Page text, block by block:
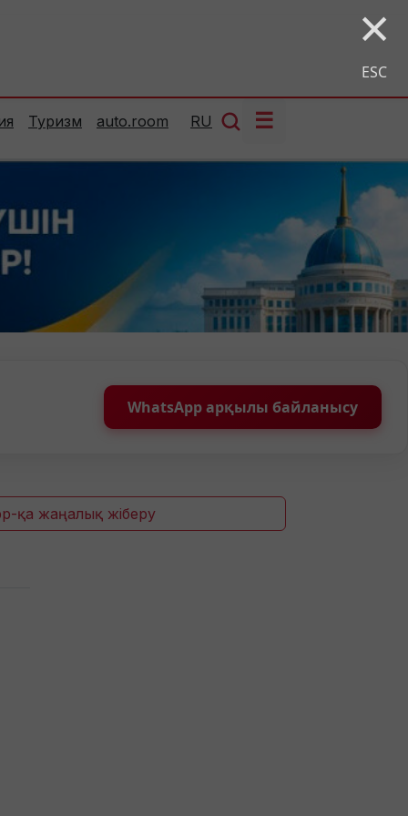
×
ESC
Туризм auto.room RU ☰
WhatsApp арқылы байланысу
қа жаңалық жіберу